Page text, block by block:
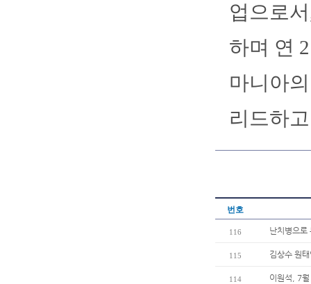
업으로
하며 연
마니아
리드하
번호
116 난치병으로
115 김상수 원
114 이원석, 7